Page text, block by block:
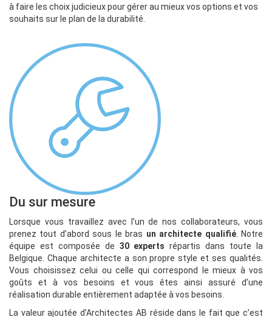
à faire les choix judicieux pour gérer au mieux vos options et vos
souhaits sur le plan de la durabilité.
Du sur mesure
Lorsque vous travaillez avec l’un de nos collaborateurs, vous
prenez tout d’abord sous le bras un architecte qualifié. Notre
équipe est composée de 30 experts répartis dans toute la
Belgique. Chaque architecte a son propre style et ses qualités.
Vous choisissez celui ou celle qui correspond le mieux à vos
goûts et à vos besoins et vous êtes ainsi assuré d’une
réalisation durable entièrement adaptée à vos besoins.
La valeur ajoutée d’Architectes AB réside dans le fait que c’est